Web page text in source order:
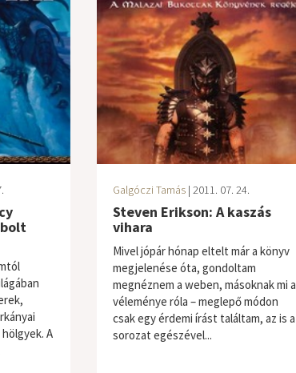
A
Galgóczi Tamás| 2011. 07. 24.
Steven Erikson: A kaszás
vihara
Mivel jópár hónap eltelt már a könyv
megjelenése óta, gondoltam
megnéznem a weben, másoknak mi a
véleménye róla – meglepő módon
csak egy érdemi írást találtam, az is a
sorozat egészével...